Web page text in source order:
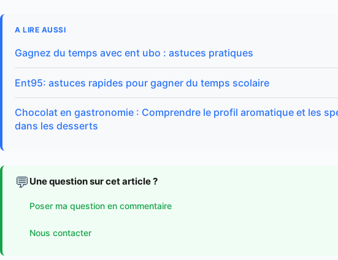
A LIRE AUSSI
Gagnez du temps avec ent ubo : astuces pratiques
Ent95: astuces rapides pour gagner du temps scolaire
Chocolat en gastronomie : Comprendre le profil aromatique et les
dans les desserts
💬 Une question sur cet article ?
Poser ma question en commentaire
Nous contacter